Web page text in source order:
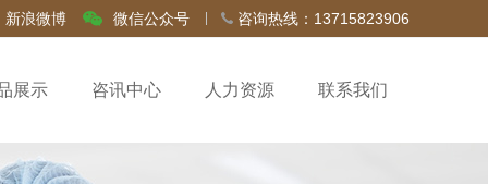
新浪微博 微信公众号 咨询热线：13715823906
展示 咨讯中心 人力资源 联系我们